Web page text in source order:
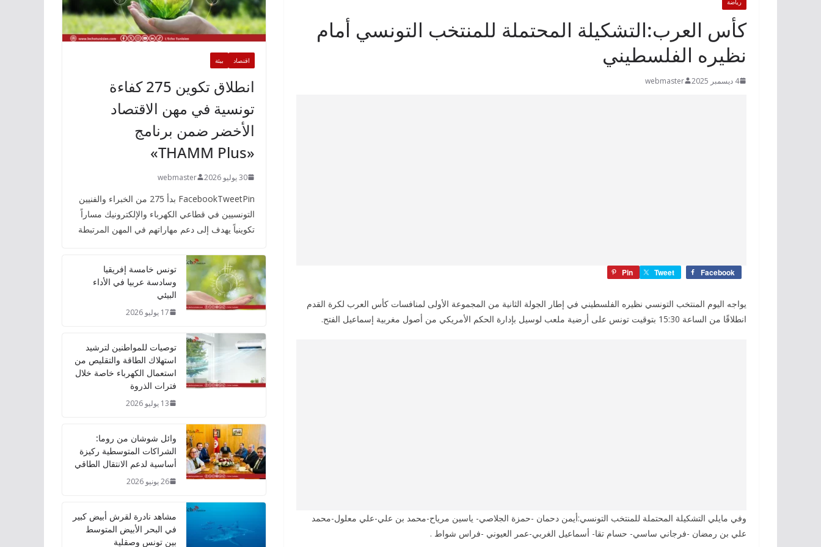
كأس العرب:التشكيلة المحتملة للمنتخب التونسي أمام
نظيره الفلسطيني
4 ديسمبر 2025 webmaster
Facebook
Tweet
Pin
يواجه اليوم المنتخب التونسي نظيره الفلسطيني في إطار الجولة الثانية من المجموعة الأولى لمنافسات كأس العرب لكرة القدم
انطلاقًا من الساعة 15:30 بتوقيت تونس على أرضية ملعب لوسيل بإدارة الحكم الأمريكي من أصول مغربية إسماعيل الفتح.
وفي مايلي التشكيلة المحتملة للمنتخب التونسي:أيمن دحمان -حمزة الجلاصي- ياسين مرياح-محمد بن علي-علي معلول-محمد
علي بن رمضان -فرجاني ساسي- حسام تقا- أسماعيل الغربي-عمر العيوني -فراس شواط .
اقتصاد بيئة
انطلاق تكوين 275 كفاءة
تونسية في مهن الاقتصاد
الأخضر ضمن برنامج
«THAMM Plus»
30 يوليو 2026 webmaster
FacebookTweetPin بدأ 275 من الخبراء والفنيين
التونسيين في قطاعي الكهرباء والإلكترونيك مساراً
تكوينياً يهدف إلى دعم مهاراتهم في المهن المرتبطة
تونس خامسة إفريقيا
وسادسة عربيا في الأداء
البيئي
17 يوليو 2026
توصيات للمواطنين لترشيد
استهلاك الطاقة والتقليص من
استعمال الكهرباء خاصة خلال
فترات الذروة
13 يوليو 2026
وائل شوشان من روما:
الشراكات المتوسطية ركيزة
أساسية لدعم الانتقال الطاقي
26 يونيو 2026
مشاهد نادرة لقرش أبيض كبير
في البحر الأبيض المتوسط
بين تونس وصقلية